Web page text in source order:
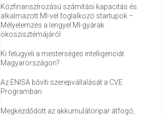
Közfinanszírozású számítási kapacitás és
alkalmazott MI-vel foglalkozó startupok –
Mélyelemzés a lengyel MI-gyárak
ökoszisztémájáról
Ki felügyeli a mesterséges intelligenciát
Magyarországon?
Az ENISA bővíti szerepvállalását a CVE
Programban
Megkezdődött az akkumulátoripar átfogó,